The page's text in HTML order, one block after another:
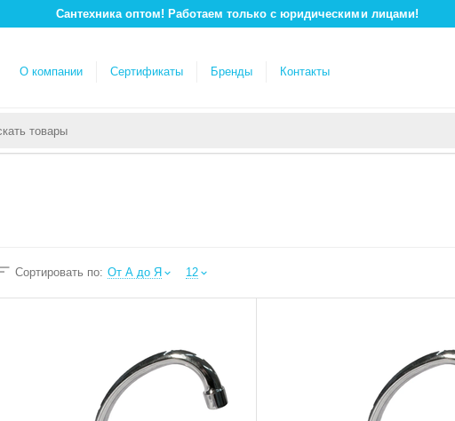
Сантехника оптом! Работаем только с юридическими лицами!
О компании Сертификаты Бренды Контакты
Сортировать по: От А до Я 12